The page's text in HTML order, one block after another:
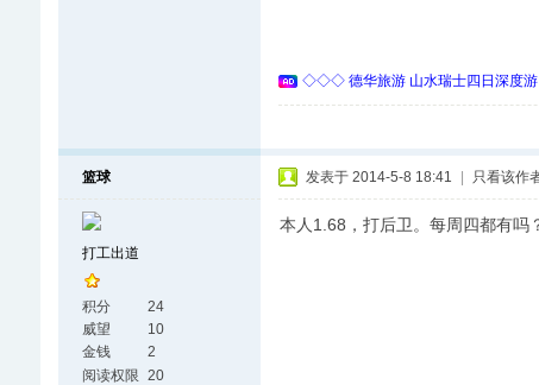
◇◇◇ 德华旅游 山水瑞士四日深度
篮球
打工出道
积分
24
威望
10
金钱
2
阅读权限 20
发表于 2014-5-8 18:41 只看该作
本人1.68，打后卫。每周四都有吗